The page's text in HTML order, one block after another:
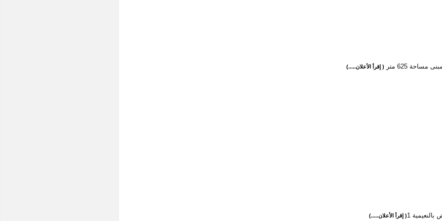
مساحة 625 متر ( إقرأ الأعلان.....)
بالنعيمية 1 ( إقرأ الأعلان.....)